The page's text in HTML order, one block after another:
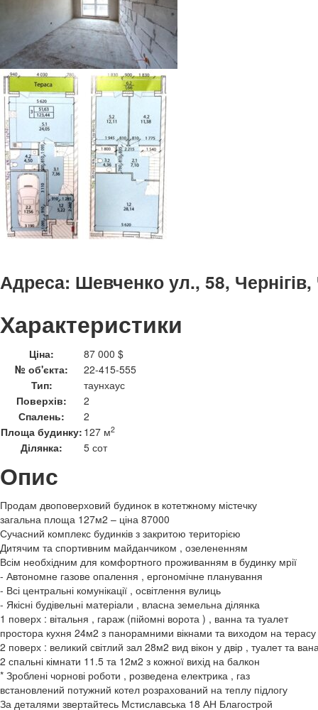
Адреса: Шевченко ул., 58, Чернігів,
Характеристики
Ціна:
87 000 $
№ об'єкта:
22-415-555
Тип:
таунхаус
Поверхів:
2
Спалень:
2
Площа будинку: 127 м2
Ділянка: 5 сот
Опис
Продам двоповерховий будинок в котетжному містечку
загальна площа 127м2 – ціна 87000
Сучасний комплекс будинків з закритою територією
Дитячим та спортивним майданчиком , озелененням
Всім необхідним для комфортного проживанням в будинку мрії
- Автономне газове опалення , ергономічне планування
- Всі центральні комунікації , освітлення вулиць
- Якісні будівельні матеріали , власна земельна ділянка
1 поверх : вітальня , гараж (пійомні ворота ) , ванна та туалет
простора кухня 24м2 з панорамними вікнами та виходом на терасу
2 поверх : великий світлий зал 28м2 вид вікон у двір , туалет та
2 спальні кімнати 11.5 та 12м2 з кожної вихід на балкон
* Зроблені чорнові роботи , розведена електрика , газ
встановлений потужний котел розрахований на теплу підлогу
За деталями звертайтесь Мстиславська 18 АН Благострой